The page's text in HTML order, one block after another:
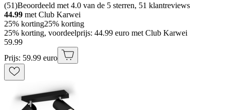
(51)Beoordeeld met 4.0 van de 5 sterren, 51 klantreviews
44.99 met Club Karwei
25% korting25% korting
25% korting, voordeelprijs: 44.99 euro met Club Karwei
59.99
Prijs: 59.99 euro